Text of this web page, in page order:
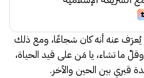
يُعرَف عنه أنه كان شجاعًا، ومع ذلك
ما تشاء، يا مَن على قيد الحياة،
قبري بين الحين والآخر.